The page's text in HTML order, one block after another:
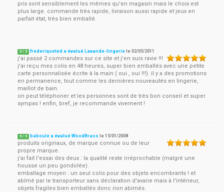
prix sont sensiblement les mêmes qu'en magasin mais le choix est
plus large. commande très rapide, livraison aussi rapide et jeux en
parfait état, très bien emballé.
5 / 5 frederiqueted a évalué Lavande-lingerie le02/05/2011
j'ai passé 2 commandes sur ce site et j'en suis ravie !!!
j'ai reçu mes colis en 48 heures, super bien emballés avec une petite
carte personnalisée écrite à la main ( oui , oui !!!). il y a des promotions
en permanence, tout comme les dernières nouveautés en lingerie,
maillot de bain.
on peut téléphoner et les personnes sont de très bon conseil et super
sympas ! enfin, bref, je recommande vivement !
5 / 5 baboule a évalué WoodBrass le15/01/2008
produits originaux, de marque connue ou de leur
propre marque.
j'ai fait l'essai des deux : la qualité reste irréprochable (malgré une
housse un peu gondolée).
emballage moyen : un seul colis pour des objets encombrants ! et
abîmé par le transporteur sans déclaration d'avarie mais à l'intérieur,
objets fragiles bien emballés donc non abimés.